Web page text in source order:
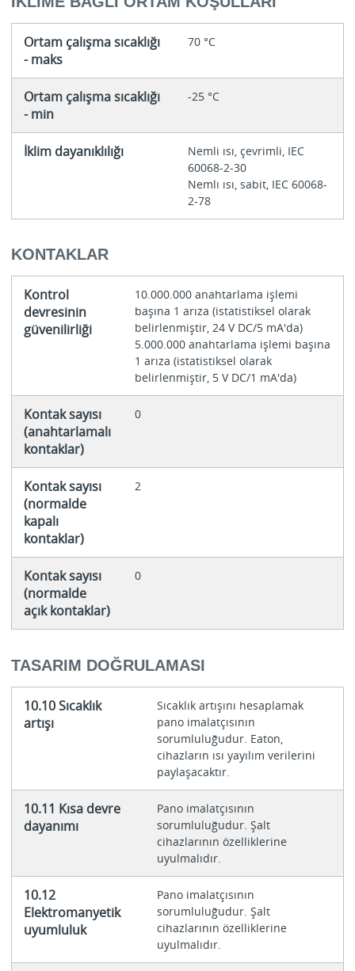
Ortam çalışma sıcaklığı
- maks
70 °C
Ortam çalışma sıcaklığı
- min
-25 °C
İklim dayanıklılığı
Nemli ısı, çevrimli, IEC
60068-2-30
Nemlı ısı, sabit, IEC 60068-
2-78
KONTAKLAR
Kontrol
devresinin
güvenilirliği
10.000.000 anahtarlama işlemi
başına 1 arıza (istatistiksel olarak
belirlenmiştir, 24 V DC/5 mA'da)
5.000.000 anahtarlama işlemi başına
1 arıza (istatistiksel olarak
belirlenmiştir, 5 V DC/1 mA'da)
Kontak sayısı
(anahtarlamalı
kontaklar)
0
Kontak sayısı
(normalde
kapalı
kontaklar)
2
Kontak sayısı
(normalde
açık kontaklar)
0
TASARIM DOĞRULAMASI
10.10 Sıcaklık
artışı
Sıcaklık artışını hesaplamak
pano imalatçısının
sorumluluğudur. Eaton,
cihazların ısı yayılım verilerini
paylaşacaktır.
10.11 Kısa devre
dayanımı
Pano imalatçısının
sorumluluğudur. Şalt
cihazlarının özelliklerine
uyulmalıdır.
10.12
Elektromanyetik
uyumluluk
Pano imalatçısının
sorumluluğudur. Şalt
cihazlarının özelliklerine
uyulmalıdır.